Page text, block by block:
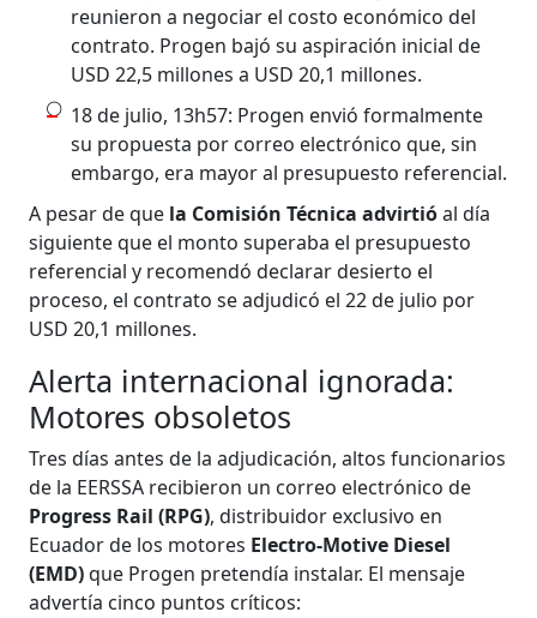
reunieron a negociar el costo económico del
contrato. Progen bajó su aspiración inicial de
USD 22,5 millones a USD 20,1 millones.
18 de julio, 13h57: Progen envió formalmente
su propuesta por correo electrónico que, sin
embargo, era mayor al presupuesto referencial.
A pesar de que la Comisión Técnica advirtióal día
siguiente que el monto superaba el presupuesto
referencial y recomendó declarar desierto el
proceso, el contrato se adjudicó el 22 de julio por
USD 20,1 millones.
Alerta internacional ignorada:
Motores obsoletos
Tres días antes de la adjudicación, altos funcionarios
de la EERSSA recibieron un correo electrónico de
Progress Rail (RPG), distribuidor exclusivo en
Ecuador de los motores Electro-Motive Diesel
(EMD)que Progen pretendía instalar. El mensaje
advertía cinco puntos críticos: